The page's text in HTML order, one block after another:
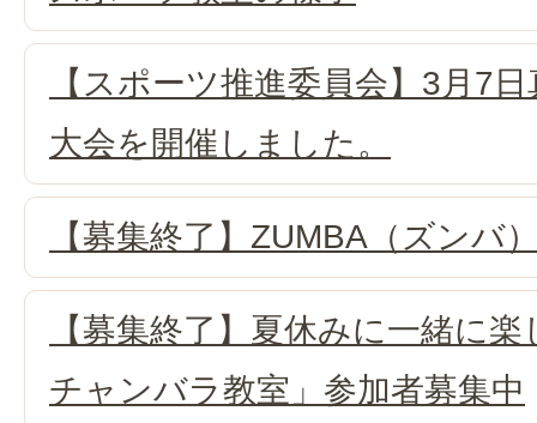
【スポーツ推進委員会】3月7
大会を開催しました。
【募集終了】ZUMBA（ズンバ
【募集終了】夏休みに一緒に
チャンバラ教室」参加者募集中